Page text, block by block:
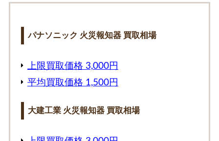
パナソニック 火災報知器 買取相場
上限買取価格 3,000円
平均買取価格 1,500円
大建工業 火災報知器 買取相場